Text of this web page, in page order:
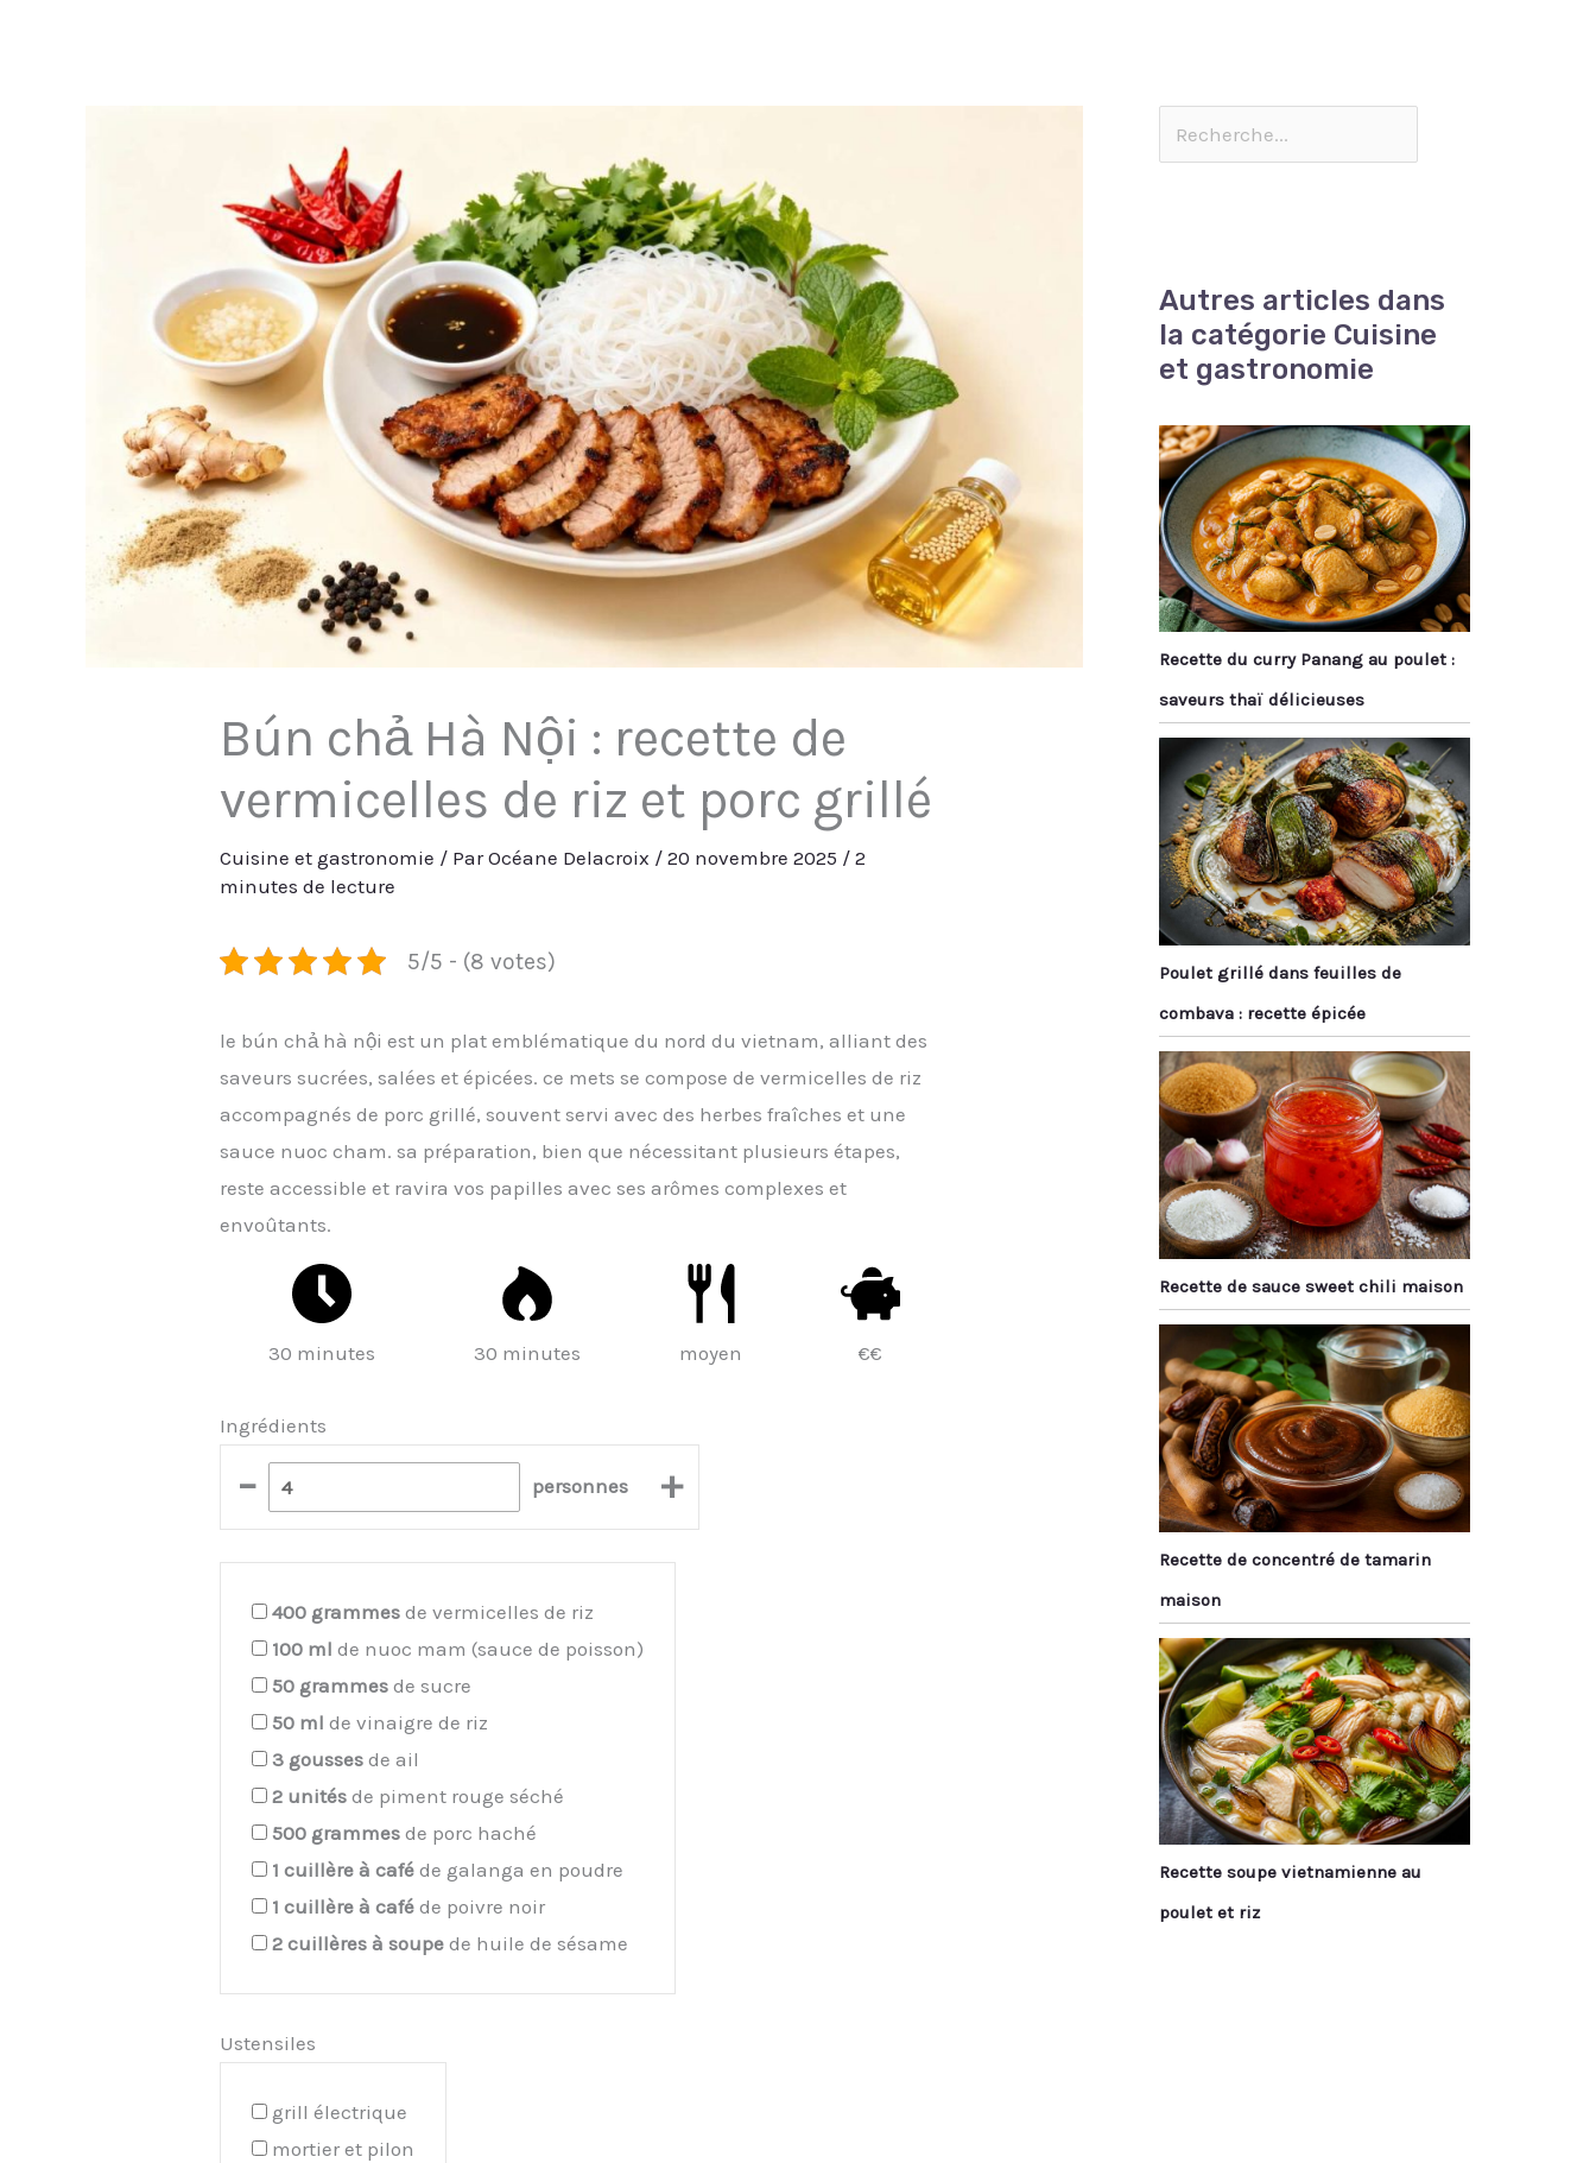
Bún chả Hà Nội : recette de
vermicelles de riz et porc grillé
Cuisine et gastronomie / ParOcéane Delacroix /20 novembre 2025 /2
minutes de lecture
5/5 - (8 votes)
le bún chả hà nội est un plat emblématique du nord du vietnam, alliant des
saveurs sucrées, salées et épicées. ce mets se compose de vermicelles de riz
accompagnés de porc grillé, souvent servi avec des herbes fraîches et une
sauce nuoc cham. sa préparation, bien que nécessitant plusieurs étapes,
reste accessible et ravira vos papilles avec ses arômes complexes et
envoûtants.
30 minutes 30 minutes moyen €€
Ingrédients
– personnes +
400 grammes de vermicelles de riz
100 ml de nuoc mam (sauce de poisson)
50 grammes de sucre
50 ml de vinaigre de riz
3 gousses de ail
2 unités de piment rouge séché
500 grammes de porc haché
1 cuillère à café de galanga en poudre
1 cuillère à café de poivre noir
2 cuillères à soupe de huile de sésame
Ustensiles
grill électrique
mortier et pilon
Autres articles dans
la catégorie Cuisine
et gastronomie
Recette du curry Panang au poulet :
saveurs thaï délicieuses
Poulet grillé dans feuilles de
combava : recette épicée
Recette de sauce sweet chili maison
Recette de concentré de tamarin
maison
Recette soupe vietnamienne au
poulet et riz